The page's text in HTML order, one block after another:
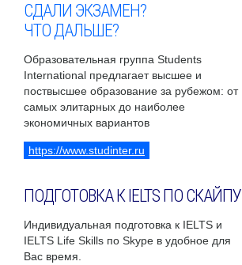
СДАЛИ ЭКЗАМЕН?
ЧТО ДАЛЬШЕ?
Образовательная группа Students
International предлагает высшее и
поствысшее образование за рубежом: от
самых элитарных до наиболее
экономичных вариантов
https://www.studinter.ru
ПОДГОТОВКА К IELTS ПО СКАЙПУ
Индивидуальная подготовка к IELTS и
IELTS Life Skills по Skype в удобное для
Вас время.